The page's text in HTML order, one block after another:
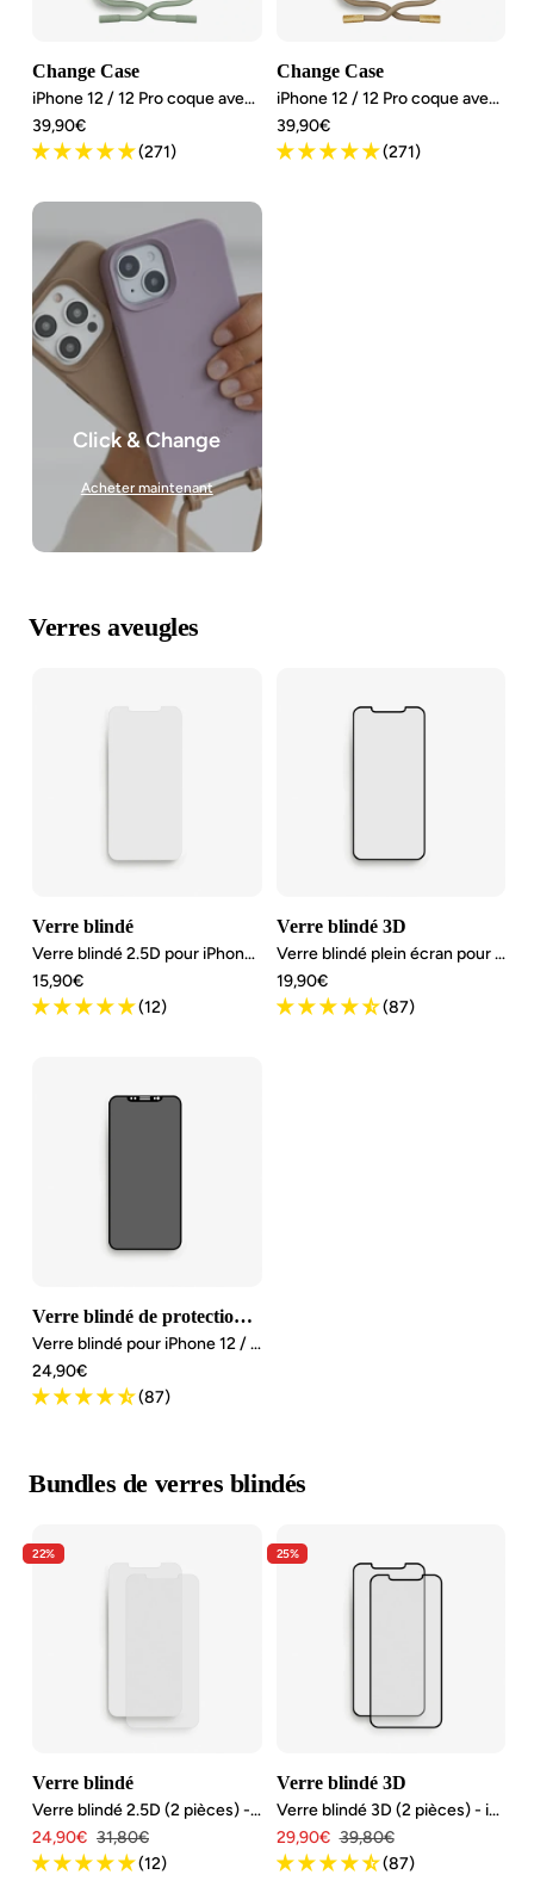
Change Case
iPhone 12 / 12 Pro coque avec cordon détachable
Angebotspreis
39,90€
(271)
Change Case
iPhone 12 / 12 Pro coque avec cordon détachable
Angebotspreis
39,90€
(271)
Click & Change
Acheter maintenant
Verres aveugles
Verre blindé
Verre blindé 2.5D pour iPhone 12 / 12 Pro
Angebotspreis
15,90€
(12)
Verre blindé 3D
Verre blindé plein écran pour iPhone 12 / 12 Pro
Angebotspreis
19,90€
(87)
Verre blindé de protection de la vie privée
Verre blindé pour iPhone 12 / 12 Pro avec protection contre les regards indiscrets
Angebotspreis
24,90€
(87)
Bundles de verres blindés
22%
Verre blindé
Verre blindé 2.5D (2 pièces) - iPhone 12/12 Pro
Angebotspreis
24,90€ Regulärer
Preis
31,80€
(12)
25%
Verre blindé 3D
Verre blindé 3D (2 pièces) - iPhone 12/12 Pro
Angebotspreis
29,90€ Regulärer
Preis
39,80€
(87)